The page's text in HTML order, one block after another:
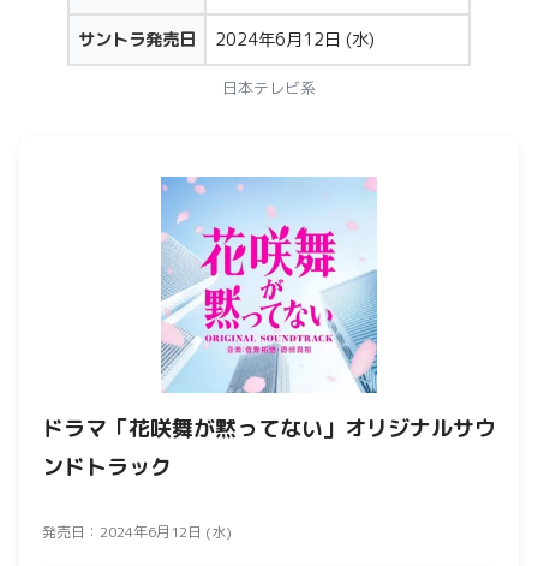
サントラ発売日 2024年6月12日 (水)
日本テレビ系
ドラマ「花咲舞が黙ってない」オリジナルサウ
ンドトラック
発売日：2024年6月12日 (水)